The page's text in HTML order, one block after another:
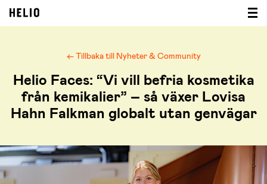
← Tillbaka till Nyheter & Community
Helio Faces: “Vi vill befria kosmetika
från kemikalier” – så växer Lovisa
Hahn Falkman globalt utan genvägar